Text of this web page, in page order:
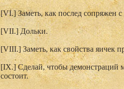
[VI.] Заметь, как послед сопряжен с
[VII.] Дольки.
[VIII.] Заметь, как свойства яичек
[IХ.] Сделай, чтобы демонстраций
состоит.